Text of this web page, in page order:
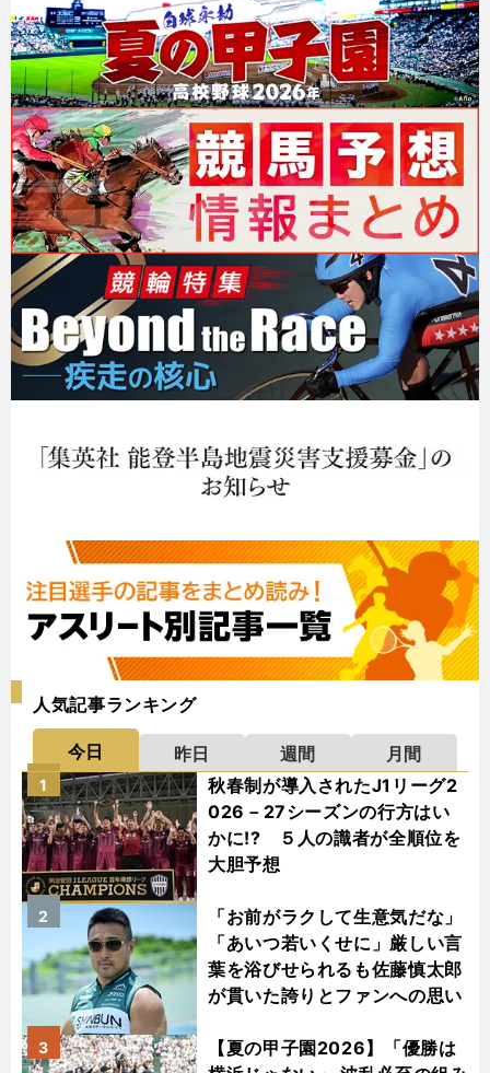
人気記事ランキング
今日 昨日 週間
月間
秋春制が導入されたJ1リーグ2
026－27シーズンの行方はい
かに!? ５人の識者が全順位を
大胆予想
1
「お前がラクして生意気だな」
「あいつ若いくせに」厳しい言
葉を浴びせられるも佐藤慎太郎
が貫いた誇りとファンへの思い
2
【夏の甲子園2026】「優勝は
3